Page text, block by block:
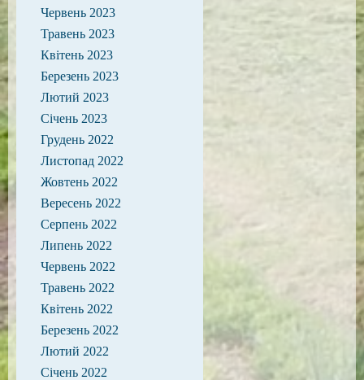
Червень 2023
Травень 2023
Квітень 2023
Березень 2023
Лютий 2023
Січень 2023
Грудень 2022
Листопад 2022
Жовтень 2022
Вересень 2022
Серпень 2022
Липень 2022
Червень 2022
Травень 2022
Квітень 2022
Березень 2022
Лютий 2022
Січень 2022